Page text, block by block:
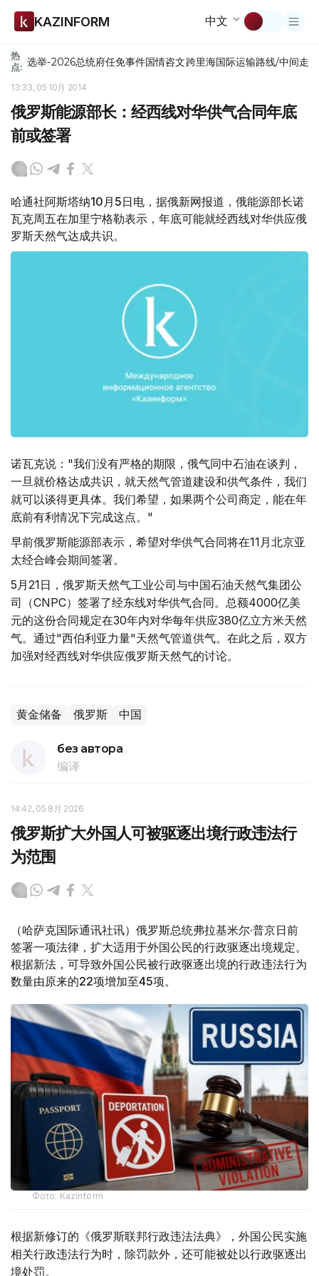
KAZINFORM 中文
热
点: 选举-2026总统府任免事件国情咨文跨里海国际运输路线/中间走廊
13:33, 05 10月 2014
俄罗斯能源部长：经西线对华供气合同年底
前或签署
哈通社阿斯塔纳10月5日电，据俄新网报道，俄能源部长诺
瓦克周五在加里宁格勒表示，年底可能就经西线对华供应俄
罗斯天然气达成共识。
诺瓦克说："我们没有严格的期限，俄气同中石油在谈判，
一旦就价格达成共识，就天然气管道建设和供气条件，我们
就可以谈得更具体。我们希望，如果两个公司商定，能在年
底前有利情况下完成这点。"
早前俄罗斯能源部表示，希望对华供气合同将在11月北京亚
太经合峰会期间签署。
5月21日，俄罗斯天然气工业公司与中国石油天然气集团公
司（CNPC）签署了经东线对华供气合同。总额4000亿美
元的这份合同规定在30年内对华每年供应380亿立方米天然
气。通过"西伯利亚力量"天然气管道供气。在此之后，双方
加强对经西线对华供应俄罗斯天然气的讨论。
黄金储备 俄罗斯 中国
без автора
编译
14:42, 05 8月 2026
俄罗斯扩大外国人可被驱逐出境行政违法行
为范围
（哈萨克国际通讯社讯）俄罗斯总统弗拉基米尔·普京日前
签署一项法律，扩大适用于外国公民的行政驱逐出境规定。
根据新法，可导致外国公民被行政驱逐出境的行政违法行为
数量由原来的22项增加至45项。
Фото: Kazinform
根据新修订的《俄罗斯联邦行政违法法典》，外国公民实施
相关行政违法行为时，除罚款外，还可能被处以行政驱逐出
境处罚。